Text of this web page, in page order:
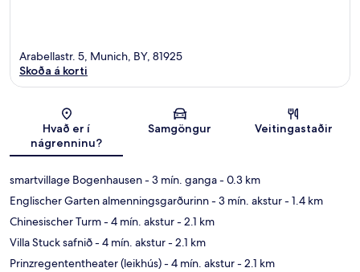
Kort
Arabellastr. 5, Munich, BY, 81925
Skoða á korti
Hvað er í
nágrenninu?
Samgöngur Veitingastaðir
smartvillage Bogenhausen- 3 mín. ganga- 0.3 km
Englischer Garten almenningsgarðurinn- 3 mín. akstur- 1.4 km
Chinesischer Turm- 4 mín. akstur- 2.1 km
Villa Stuck safnið- 4 mín. akstur- 2.1 km
Prinzregententheater (leikhús)- 4 mín. akstur- 2.1 km